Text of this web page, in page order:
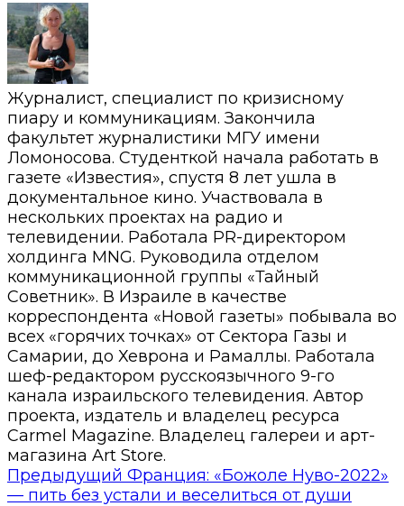
Журналист, специалист по кризисному
пиару и коммуникациям. Закончила
факультет журналистики МГУ имени
Ломоносова. Студенткой начала работать в
газете «Известия», спустя 8 лет ушла в
документальное кино. Участвовала в
нескольких проектах на радио и
телевидении. Работала PR-директором
холдинга MNG. Руководила отделом
коммуникационной группы «Тайный
Советник». В Израиле в качестве
корреспондента «Новой газеты» побывала во
всех «горячих точках» от Сектора Газы и
Самарии, до Хеврона и Рамаллы. Работала
шеф-редактором русскоязычного 9-го
канала израильского телевидения. Автор
проекта, издатель и владелец ресурса
Carmel Magazine. Владелец галереи и арт-
магазина Art Store.
Предыдущий Франция: «Божоле Нуво-2022»
— пить без устали и веселиться от души